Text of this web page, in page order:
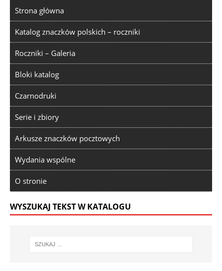
Strona główna
Katalog znaczków polskich – roczniki
Roczniki – Galeria
Bloki katalog
Czarnodruki
Serie i zbiory
Arkusze znaczków pocztowych
Wydania wspólne
O stronie
WYSZUKAJ TEKST W KATALOGU